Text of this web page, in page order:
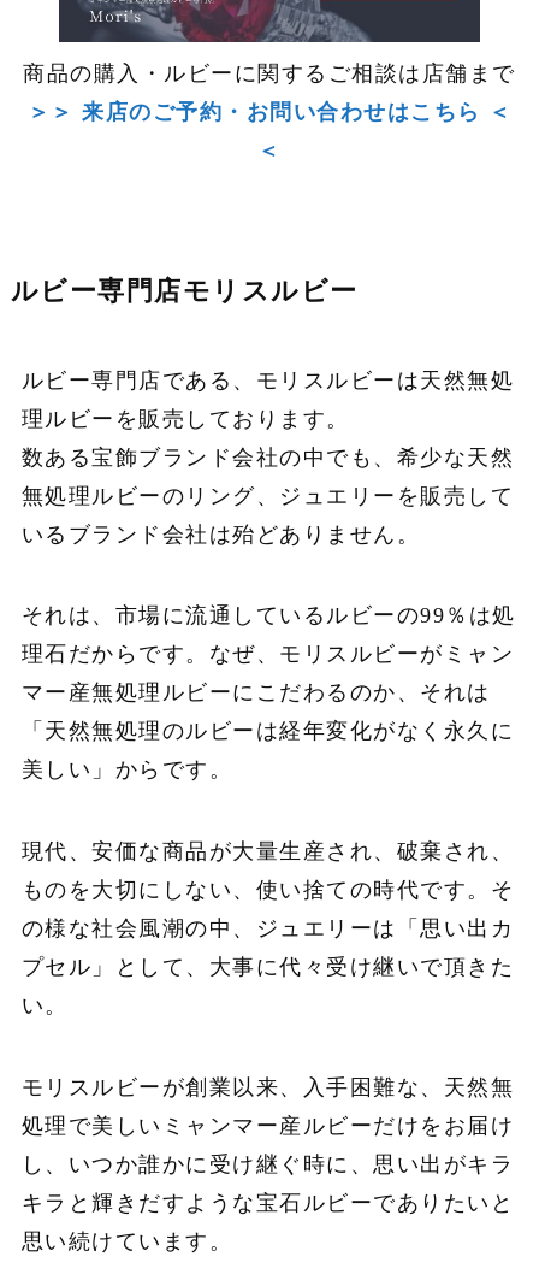
商品の購入・ルビーに関するご相談は店舗まで
＞＞ 来店のご予約・お問い合わせはこちら ＜
＜
ルビー専門店モリスルビー
ルビー専門店である、モリスルビーは天然無処
理ルビーを販売しております。
数ある宝飾ブランド会社の中でも、希少な天然
無処理ルビーのリング、ジュエリーを販売して
いるブランド会社は殆どありません。
それは、市場に流通しているルビーの99 ％は処
理石だからです。なぜ、モリスルビーがミャン
マー産無処理ルビーにこだわるのか、それは
「天然無処理のルビーは経年変化がなく永久に
美しい」からです。
現代、安価な商品が大量生産され、破棄され、
ものを大切にしない、使い捨ての時代です。そ
の様な社会風潮の中、ジュエリーは「思い出カ
プセル」として、大事に代々受け継いで頂きた
い。
モリスルビーが創業以来、入手困難な、天然無
処理で美しいミャンマー産ルビーだけをお届け
し、いつか誰かに受け継ぐ時に、思い出がキラ
キラと輝きだすような宝石ルビーでありたいと
思い続けています。